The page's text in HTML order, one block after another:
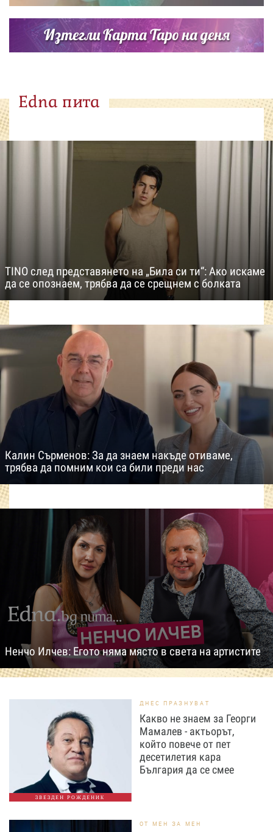
Изтегли Карта Таро на деня
Edna пита
TINO след представянето на „Била си ти“: Ако искаме
да се опознаем, трябва да се срещнем с болката
Калин Сърменов: За да знаем накъде отиваме,
трябва да помним кои са били преди нас
Ненчо Илчев: Егото няма място в света на артистите
ЗВЕЗДЕН РОЖДЕНИК
ДНЕС ПРАЗНУВАТ
Какво не знаем за Георги
Мамалев - актьорът,
който повече от пет
десетилетия кара
България да се смее
ОТ МЕН ЗА МЕН